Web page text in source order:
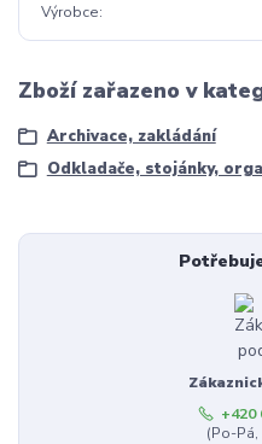
Výrobce
Zboží zařazeno v
Archivace, zakládání
Odkladače, stojánky,
+420
(Po-